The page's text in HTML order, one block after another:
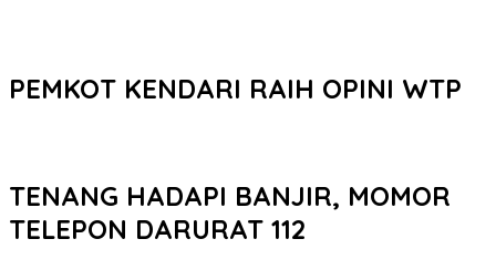
PEMKOT KENDARI RAIH OPINI WTP
TENANG HADAPI BANJIR, MOMOR
TELEPON DARURAT 112